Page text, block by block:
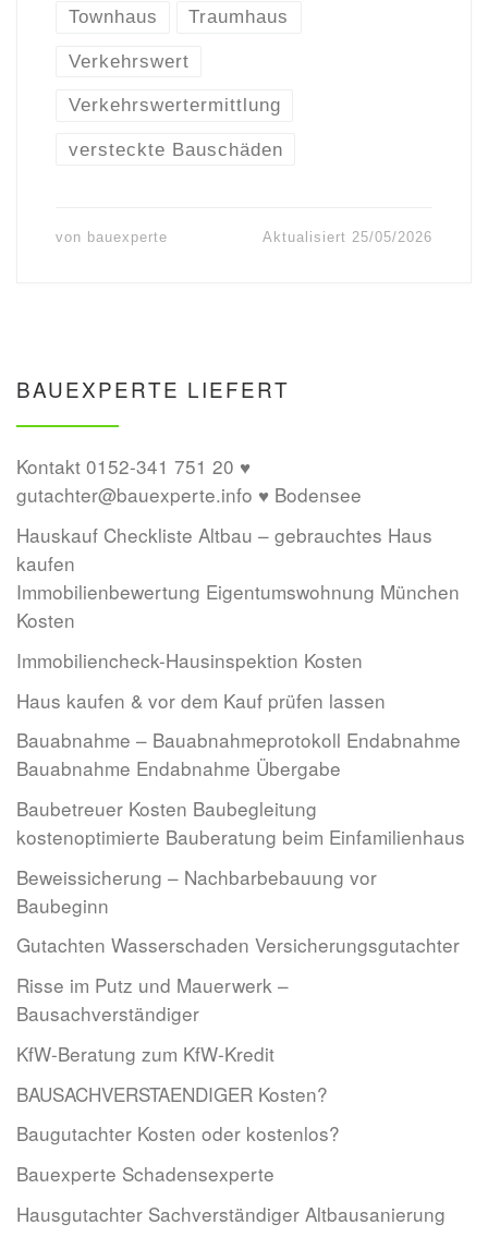
Townhaus Traumhaus
Verkehrswert
Verkehrswertermittlung
versteckte Bauschäden
von bauexperte Aktualisiert25/05/2026
BAUEXPERTE LIEFERT
Kontakt 0152-341 751 20 ♥
gutachter@bauexperte.info ♥ Bodensee
Hauskauf Checkliste Altbau – gebrauchtes Haus
kaufen
Immobilienbewertung Eigentumswohnung München
Kosten
Immobiliencheck-Hausinspektion Kosten
Haus kaufen & vor dem Kauf prüfen lassen
Bauabnahme – Bauabnahmeprotokoll Endabnahme
Bauabnahme Endabnahme Übergabe
Baubetreuer Kosten Baubegleitung
kostenoptimierte Bauberatung beim Einfamilienhaus
Beweissicherung – Nachbarbebauung vor
Baubeginn
Gutachten Wasserschaden Versicherungsgutachter
Risse im Putz und Mauerwerk –
Bausachverständiger
KfW-Beratung zum KfW-Kredit
BAUSACHVERSTAENDIGER Kosten?
Baugutachter Kosten oder kostenlos?
Bauexperte Schadensexperte
Hausgutachter Sachverständiger Altbausanierung